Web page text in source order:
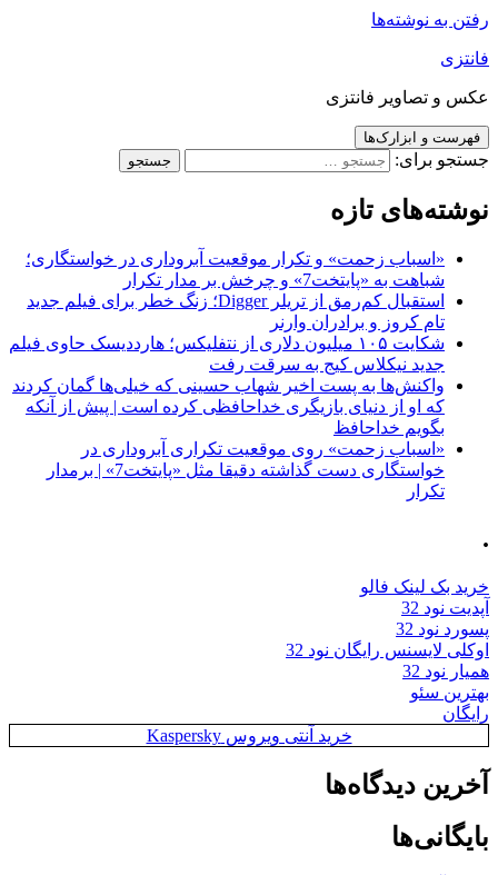
رفتن به نوشته‌ها
فانتزی
عکس و تصاویر فانتزی
فهرست و ابزارک‌ها
جستجو برای:
نوشته‌های تازه
«اسباب زحمت» و تکرار موقعیت آبروداری در خواستگاری؛
شباهت به «پایتخت7» و چرخش بر مدار تکرار
استقبال کم‌رمق از تریلر Digger؛ زنگ خطر برای فیلم جدید
تام کروز و برادران وارنر
شکایت ۱۰۵ میلیون دلاری از نتفلیکس؛ هارددیسک حاوی فیلم
جدید نیکلاس کیج به سرقت رفت
واکنش‌ها به پست اخیر شهاب حسینی که خیلی‌ها گمان کردند
که او از دنیای بازیگری خداحافظی کرده است | پیش از آنکه
بگویم خداحافظ
«اسباب زحمت» روی موقعیت تکراری آبروداری در
خواستگاری دست گذاشته دقیقا مثل «پایتخت7» | برمدار
تکرار
.
خرید بک لینک فالو
آپدیت نود 32
پسورد نود 32
اوکلی لایسنس رایگان نود 32
همیار نود 32
بهترین سئو
رایگان
خرید آنتی ویروس Kaspersky
آخرین دیدگاه‌ها
بایگانی‌ها